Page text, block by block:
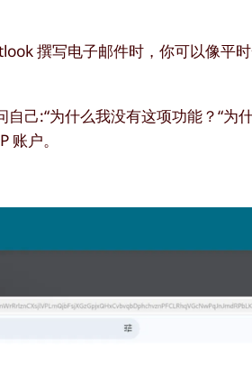
撰写电子邮件时，你可以像平
己:“为什么我没有这项功能？“为
账户。